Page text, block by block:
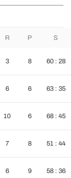
R P S
3 8 60 : 28
6 6 63 : 35
10 6 68 : 45
7 8 51 : 44
6 9 58 : 36